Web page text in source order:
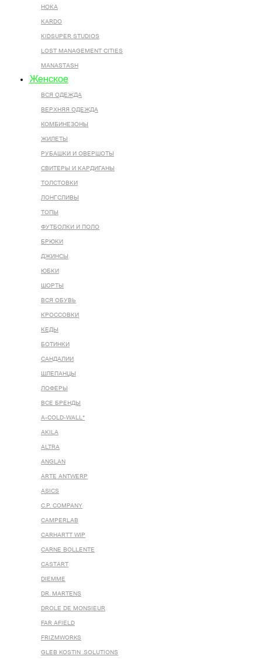
HOKA
KARDO
KIDSUPER STUDIOS
LOST MANAGEMENT CITIES
MANASTASH
Женское
ВСЯ ОДЕЖДА
ВЕРХНЯЯ ОДЕЖДА
КОМБИНЕЗОНЫ
ЖИЛЕТЫ
РУБАШКИ И ОВЕРШОТЫ
СВИТЕРЫ И КАРДИГАНЫ
ТОЛСТОВКИ
ЛОНГСЛИВЫ
ТОПЫ
ФУТБОЛКИ И ПОЛО
БРЮКИ
ДЖИНСЫ
ЮБКИ
ШОРТЫ
ВСЯ ОБУВЬ
КРОССОВКИ
КЕДЫ
БОТИНКИ
САНДАЛИИ
ШЛЕПАНЦЫ
ЛОФЕРЫ
ВСЕ БРЕНДЫ
A-COLD-WALL*
AKILA
ALTRA
ANGLAN
ARTE ANTWERP
ASICS
C.P. COMPANY
CAMPERLAB
CARHARTT WIP
CARNE BOLLENTE
CASTART
DIEMME
DR. MARTENS
DROLE DE MONSIEUR
FAR AFIELD
FRIZMWORKS
GLEB KOSTIN .SOLUTIONS